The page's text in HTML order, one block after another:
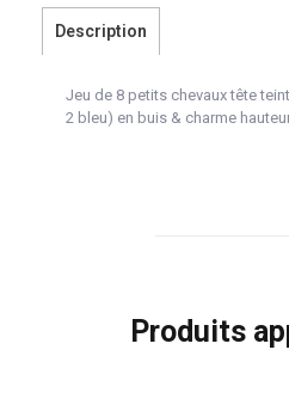
Description
Jeu de 8 petits chevaux tête
2 bleu) en buis & charme
Produits